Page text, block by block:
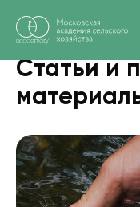
Главная / Статьи и
Статьи и